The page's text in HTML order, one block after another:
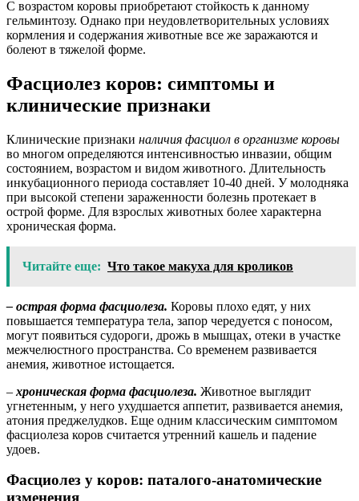
С возрастом коровы приобретают стойкость к данному
гельминтозу. Однако при неудовлетворительных условиях
кормления и содержания животные все же заражаются и
болеют в тяжелой форме.
Фасциолез коров: симптомы и
клинические признаки
Клинические признаки наличия фасциол в организме коровы
во многом определяются интенсивностью инвазии, общим
состоянием, возрастом и видом животного. Длительность
инкубационного периода составляет 10-40 дней. У молодняка
при высокой степени зараженности болезнь протекает в
острой форме. Для взрослых животных более характерна
хроническая форма.
Читайте еще: Что такое макуха для кроликов
– острая форма фасциолеза. Коровы плохо едят, у них
повышается температура тела, запор чередуется с поносом,
могут появиться судороги, дрожь в мышцах, отеки в участке
межчелюстного пространства. Со временем развивается
анемия, животное истощается.
– хроническая форма фасциолеза. Животное выглядит
угнетенным, у него ухудшается аппетит, развивается анемия,
атония преджелудков. Еще одним классическим симптомом
фасциолеза коров считается утренний кашель и падение
удоев.
Фасциолез у коров: паталого-анатомические
изменения